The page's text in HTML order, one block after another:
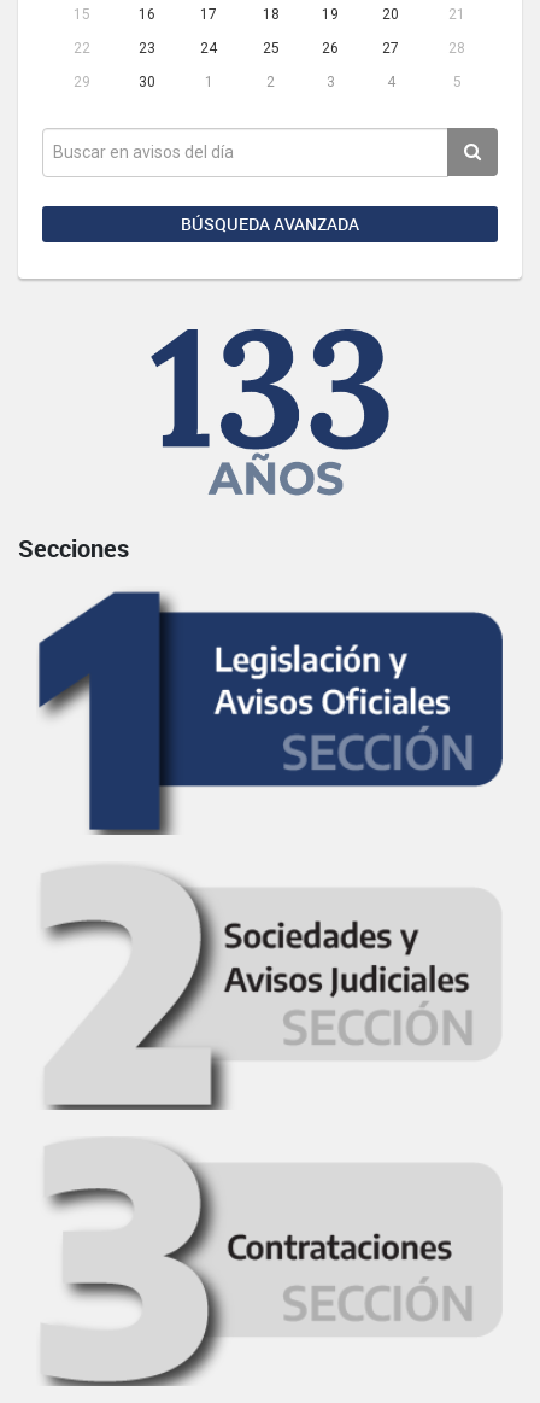
15
16 17 18 19 20
21
22
23 24 25 26 27
28
29
30 1 2 3 4 5
BÚSQUEDA AVANZADA
Secciones